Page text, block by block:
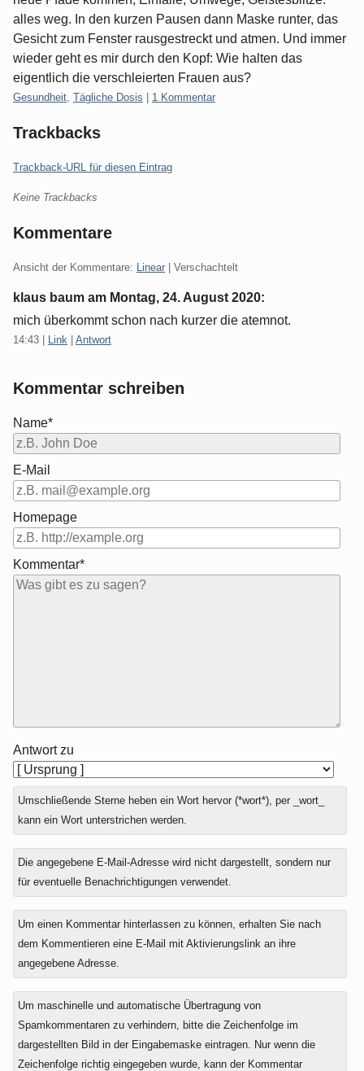
alles weg. In den kurzen Pausen dann Maske runter, das
Gesicht zum Fenster rausgestreckt und atmen. Und immer
wieder geht es mir durch den Kopf: Wie halten das
eigentlich die verschleierten Frauen aus?
Kategorien:
Gesundheit Tägliche Dosis 1 Kommentar
Trackbacks
Trackback-URL für diesen Eintrag
Keine Trackbacks
Kommentare
Ansicht der Kommentare: Linear | Verschachtelt
klaus baum am Montag, 24. August 2020:
mich überkommt schon nach kurzer die atemnot.
14:43 Link Antwort
Kommentar schreiben
Name*
E-Mail
Homepage
Kommentar*
Antwort zu
Umschließende Sterne heben ein Wort hervor (*wort*), per _wort_
kann ein Wort unterstrichen werden.
Die angegebene E-Mail-Adresse wird nicht dargestellt, sondern nur
für eventuelle Benachrichtigungen verwendet.
Um einen Kommentar hinterlassen zu können, erhalten Sie nach
dem Kommentieren eine E-Mail mit Aktivierungslink an ihre
angegebene Adresse.
Um maschinelle und automatische Übertragung von
Spamkommentaren zu verhindern, bitte die Zeichenfolge im
dargestellten Bild in der Eingabemaske eintragen. Nur wenn die
Zeichenfolge richtig eingegeben wurde, kann der Kommentar